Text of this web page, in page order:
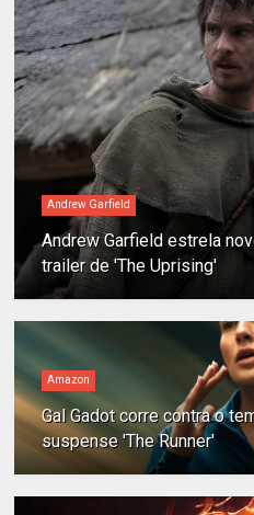
Andrew Garfield
Andrew Garfield estrela
trailer de 'The Uprising'
Amazon
Gal Gadot corre contra o
suspense 'The Runner'